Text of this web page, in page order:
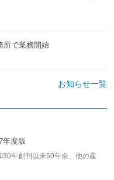
で業務開始
お知らせ一覧
年度版
年創刊以来50年余、他の産